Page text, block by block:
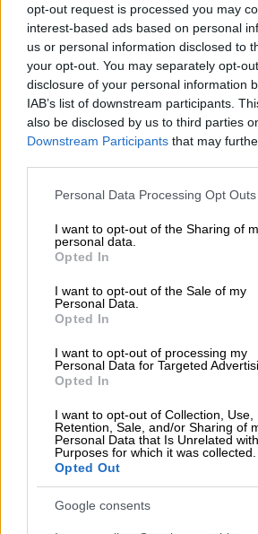
opt-out request is processed you may
interest-based ads based on personal
us or personal information disclosed to
your opt-out. You may separately opt-
disclosure of your personal information
IAB’s list of downstream participants.
also be disclosed by us to third parties
Downstream Participants that may
Please note that this website/app uses
not limited to your visit or usage
grant or deny consent to Google and its
use your data for below specified
consent section.
Personal Data Processing Opt Outs
I want to opt-out of the Sharing of
personal data.
Opted In
I want to opt-out of the Sale of my
Personal Data.
Opted In
I want to opt-out of processing my
Personal Data for Targeted
Opted In
I want to opt-out of Collection, Use,
Retention, Sale, and/or Sharing of
Personal Data that Is Unrelated
Purposes for which it was collected.
Opted Out
Google consents
Κάπου στον σωρό...
Στο «ΕΘΝΟΣ» της 3ης Μαΐου
θανάτου του διαδηλωτή
ανάμεσα σε μονόστηλα, δίχως
με μόνη πηγή την
Φρουραρχείου Αθηνών: «Η
εξέδωκε το ακόλουθον
“Ανακοινούται ότι κατά τας
σκηνάς έξωθεν του
1ην Μαΐου ε.ε.
άτομα, εξ ων 13 πολίται και
άπαντες σχεδόν ελαφρώς δι’
ουδέν δε τραύμα
όπλου ή σιδηρού οργάνου
τέμνοντος (ξιφολόγχης ή
μόνον απεβίωσεν, ο
Παρασκευαΐδης ετών 23,
τραυματισθείς διά λίθου…»!
απεβίωσεν! Και πολύ τού
αναφέρθηκε… στην